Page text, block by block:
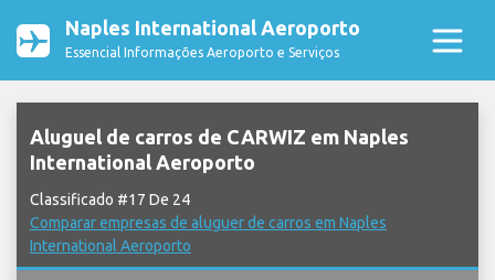
Naples International Aeroporto
Essencial Informações Aeroporto e Serviços
Aluguel de carros de CARWIZ em Naples
International Aeroporto
Classificado #17 De 24
Comparar empresas de aluguer de carros em Naples
International Aeroporto